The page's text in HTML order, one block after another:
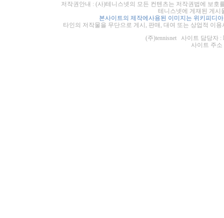
저작권안내 : (사)테니스넷의 모든 컨텐츠는 저작권법에 보
테니스넷에 게재된 게시
본사이트의 제작에사용된 이미지는 위키피디
타인의 저작물을 무단으로 게시, 판매, 대여 또는 상업적 이
(주)tennisnet 사이트 담당자 :
사이트 주